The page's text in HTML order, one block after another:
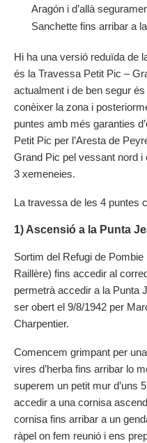
Aragón i d’allà
Sanchette fins arribar a
Hi ha una versió reduïda de
és la Travessa Petit Pic –
actualment i de ben segur
conèixer la zona i
puntes amb més garanties
Petit Pic per l’Aresta de
Grand Pic pel vessant nord i
3 xemeneies.
La travessa de les 4 puntes
1) Ascensió a la Punta
Sortim del Refugi de
Raillère) fins accedir al
permetrà accedir a la Punta
ser obert el 9/8/1942 per
Charpentier.
Comencem grimpant per
vires d’herba fins arribar lo
superem un petit mur d’uns
accedir a una cornisa
cornisa fins arribar a un
ràpel on fem reunió i ens